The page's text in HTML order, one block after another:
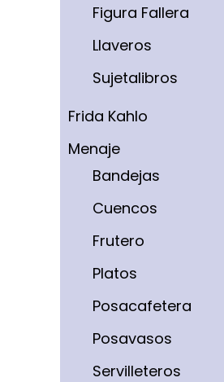
Figura Fallera
Llaveros
Sujetalibros
Frida Kahlo
Menaje
Bandejas
Cuencos
Frutero
Platos
Posacafetera
Posavasos
Servilleteros